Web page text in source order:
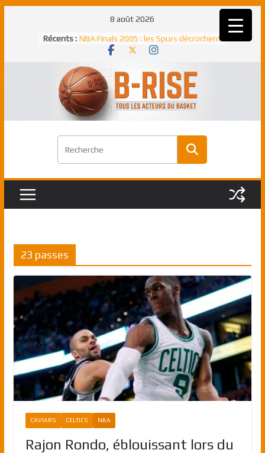
8 août 2026
Récents : NBA Finals 2005 : les Spurs décrochent
un troisième titre NBA, la rude bataille
NBA Finals 2021 : les Bucks et Giannis
Antetokounmpo triomphent, le Greek
Freek élu MVP
Shai Gilgeous-Alexander : son premier
match à plus de 40 points en NBA, le
Pau Gasol dans l’histoire en 2002 :
premier européen sacré Rookie de
Rudy Gobert, deuxième Français élu
23 passes
CAVIARS CELTICS NBA
Rajon Rondo, éblouissant lors du